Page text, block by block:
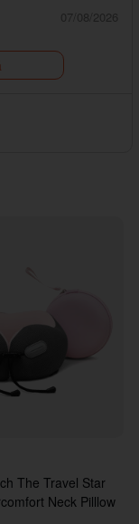
07/08/2026
The Travel Star
Neck Pilllow